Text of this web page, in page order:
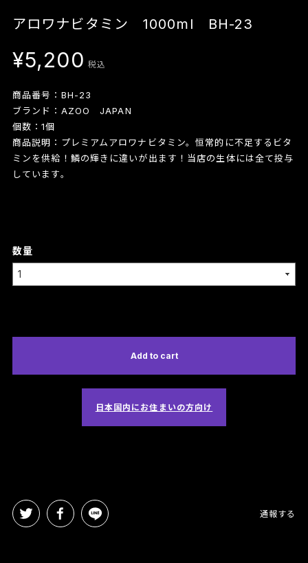
アロワナビタミン 1000ml BH-23
¥5,200 税込
商品番号：BH-23
ブランド：AZOO JAPAN
個数：1個
商品説明：プレミアムアロワナビタミン。恒常的に不足するビタ
ミンを供給！鱗の輝きに違いが出ます！当店の生体には全て投与
しています。
数量
Add to cart
日本国内にお住まいの方向け
通報する